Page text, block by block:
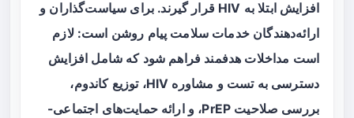
افزایش ابتلا به HIV قرار گیرند. برای سیاست‌گذاران و
ارائه‌دهندگان خدمات سلامت پیام روشن است: لازم
است مداخلات هدفمند فراهم شود که شامل افزایش
دسترسی به تست و مشاوره HIV، توزیع کاندوم،
بررسی صلاحیت PrEP، و ارائه حمایت‌های اجتماعی-